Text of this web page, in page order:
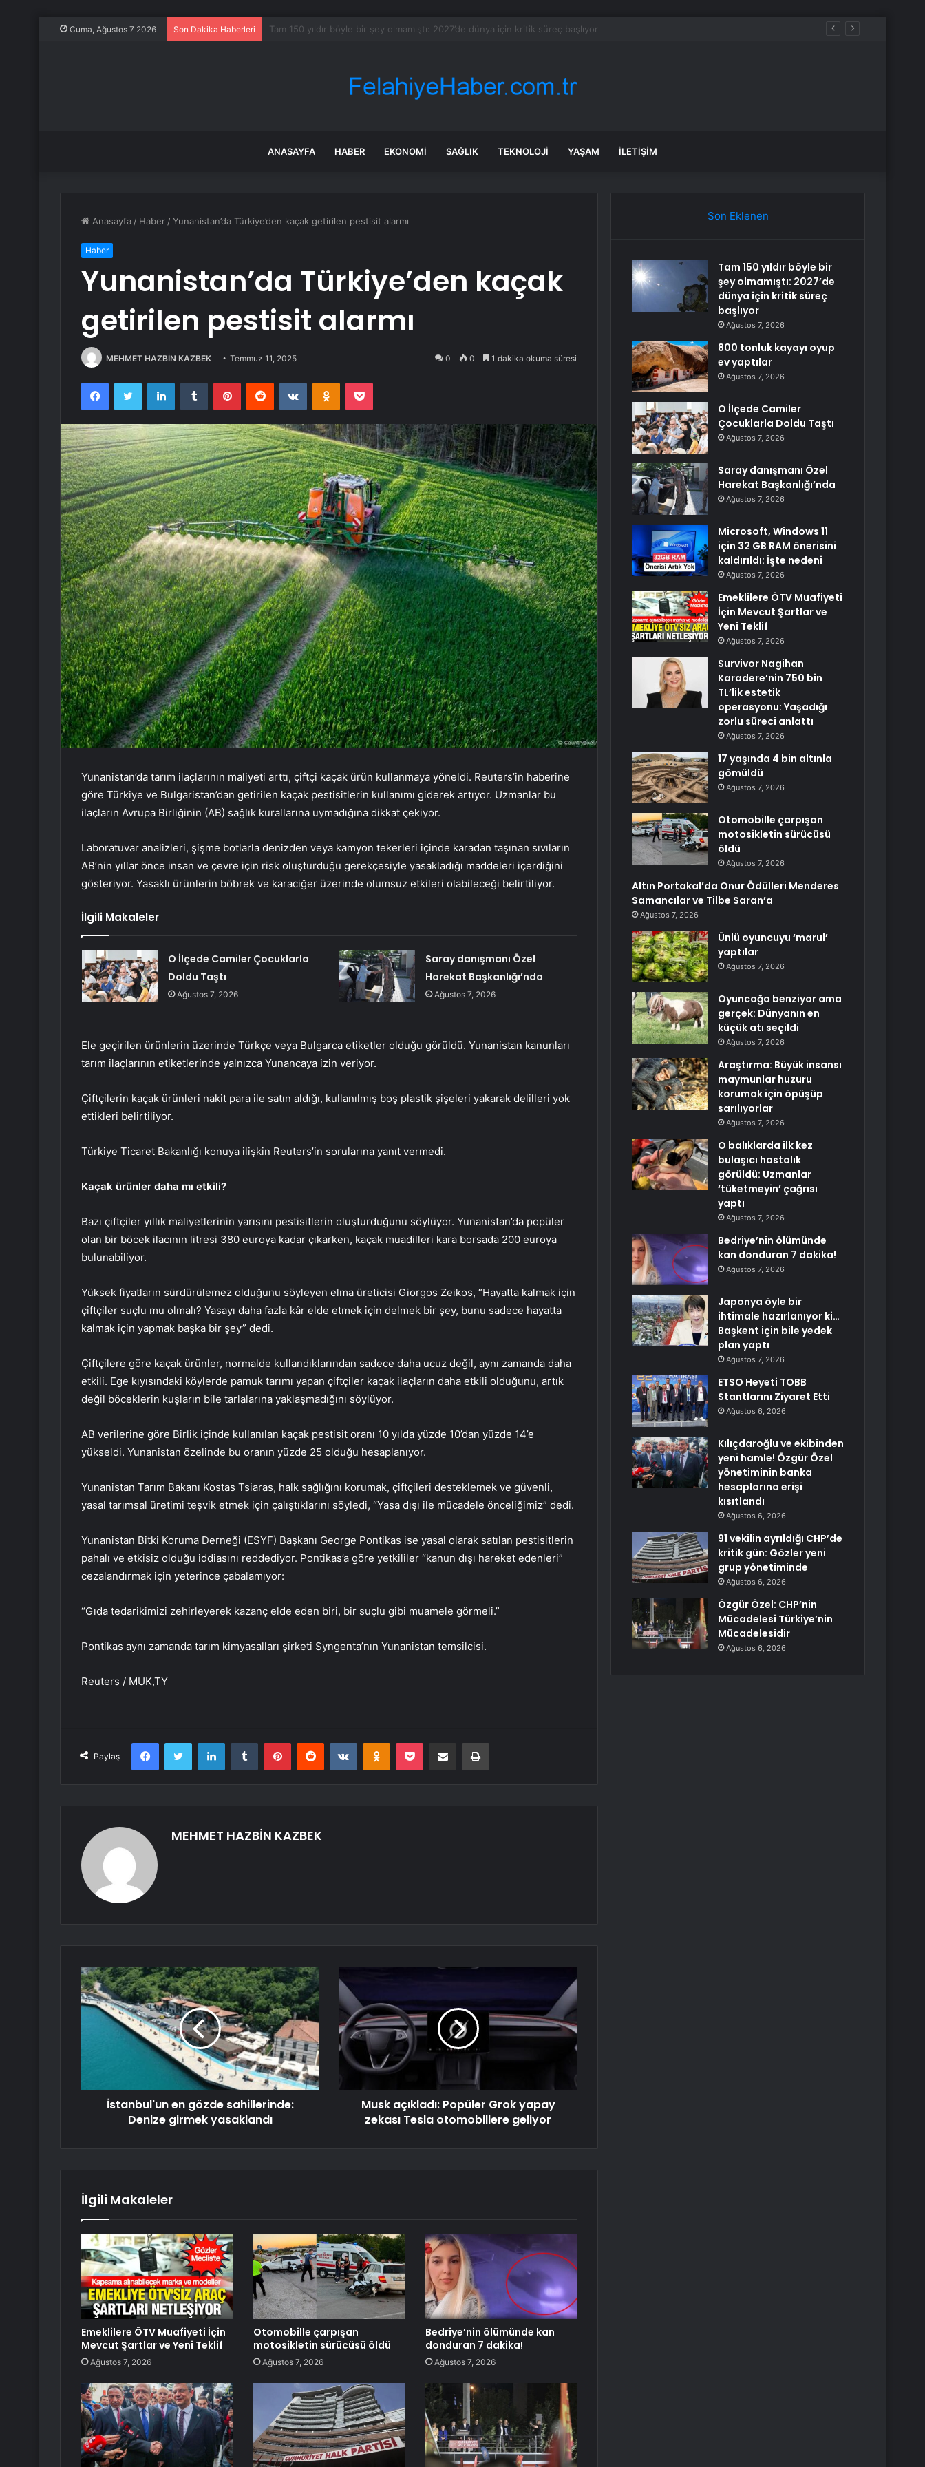
Cuma, Ağustos 7 2026 Son Dakika Haberleri 800 tonluk kayayı oyup ev yaptılar
ANASAYFA HABER EKONOMI SAĞLIK TEKNOLOJI YAŞAM İLETIŞIM
Anasayfa / Haber /Yunanistan’da Türkiye’den kaçak getirilen pestisit alarmı
Haber
Yunanistan’da Türkiye’den kaçak
getirilen pestisit alarmı
MEHMET HAZBİN KAZBEK Temmuz 11, 2025 0 0 1 dakika okuma süresi
FacebookTwitter LinkedInTumblr PinterestReddit VKontakteOdnoklassniki
Pocket
Yunanistan’da tarım ilaçlarının maliyeti arttı, çiftçi kaçak ürün kullanmaya yöneldi. Reuters’in haberine
göre Türkiye ve Bulgaristan’dan getirilen kaçak pestisitlerin kullanımı giderek artıyor. Uzmanlar bu
ilaçların Avrupa Birliğinin (AB) sağlık kurallarına uymadığına dikkat çekiyor.
Laboratuvar analizleri, şişme botlarla denizden veya kamyon tekerleri içinde karadan taşınan sıvıların
AB’nin yıllar önce insan ve çevre için risk oluşturduğu gerekçesiyle yasakladığı maddeleri içerdiğini
gösteriyor. Yasaklı ürünlerin böbrek ve karaciğer üzerinde olumsuz etkileri olabileceği belirtiliyor.
İlgili Makaleler
O İlçede Camiler Çocuklarla
Doldu Taştı
Ağustos 7, 2026
Saray danışmanı Özel
Harekat Başkanlığı’nda
Ağustos 7, 2026
Ele geçirilen ürünlerin üzerinde Türkçe veya Bulgarca etiketler olduğu görüldü. Yunanistan kanunları
tarım ilaçlarının etiketlerinde yalnızca Yunancaya izin veriyor.
Çiftçilerin kaçak ürünleri nakit para ile satın aldığı, kullanılmış boş plastik şişeleri yakarak delilleri yok
ettikleri belirtiliyor.
Türkiye Ticaret Bakanlığı konuya ilişkin Reuters’in sorularına yanıt vermedi.
Kaçak ürünler daha mı etkili?
Bazı çiftçiler yıllık maliyetlerinin yarısını pestisitlerin oluşturduğunu söylüyor. Yunanistan’da popüler
olan bir böcek ilacının litresi 380 euroya kadar çıkarken, kaçak muadilleri kara borsada 200 euroya
bulunabiliyor.
Yüksek fiyatların sürdürülemez olduğunu söyleyen elma üreticisi Giorgos Zeikos, “Hayatta kalmak için
çiftçiler suçlu mu olmalı? Yasayı daha fazla kâr elde etmek için delmek bir şey, bunu sadece hayatta
kalmak için yapmak başka bir şey” dedi.
Çiftçilere göre kaçak ürünler, normalde kullandıklarından sadece daha ucuz değil, aynı zamanda daha
etkili. Ege kıyısındaki köylerde pamuk tarımı yapan çiftçiler kaçak ilaçların daha etkili olduğunu, artık
değil böceklerin kuşların bile tarlalarına yaklaşmadığını söylüyor.
AB verilerine göre Birlik içinde kullanılan kaçak pestisit oranı 10 yılda yüzde 10’dan yüzde 14’e
yükseldi. Yunanistan özelinde bu oranın yüzde 25 olduğu hesaplanıyor.
Yunanistan Tarım Bakanı Kostas Tsiaras, halk sağlığını korumak, çiftçileri desteklemek ve güvenli,
yasal tarımsal üretimi teşvik etmek için çalıştıklarını söyledi, “Yasa dışı ile mücadele önceliğimiz” dedi.
Yunanistan Bitki Koruma Derneği (ESYF) Başkanı George Pontikas ise yasal olarak satılan pestisitlerin
pahalı ve etkisiz olduğu iddiasını reddediyor. Pontikas’a göre yetkililer “kanun dışı hareket edenleri”
cezalandırmak için yeterince çabalamıyor:
“Gıda tedarikimizi zehirleyerek kazanç elde eden biri, bir suçlu gibi muamele görmeli.”
Pontikas aynı zamanda tarım kimyasalları şirketi Syngenta’nın Yunanistan temsilcisi.
Reuters / MUK,TY
Paylaş
FacebookTwitter LinkedInTumblr PinterestReddit VKontakteOdnoklassniki
Pocket E-Posta ile paylaş Yazdır
MEHMET HAZBİN KAZBEK
İstanbul'un en gözde sahillerinde:
Denize girmek yasaklandı
Musk açıkladı: Popüler Grok yapay
zekası Tesla otomobillere geliyor
İlgili Makaleler
Emeklilere ÖTV Muafiyeti İçin
Mevcut Şartlar ve Yeni Teklif
Ağustos 7, 2026
Otomobille çarpışan
motosikletin sürücüsü öldü
Ağustos 7, 2026
Bedriye’nin ölümünde kan
donduran 7 dakika!
Ağustos 7, 2026
Son Eklenen
Tam 150 yıldır böyle bir
şey olmamıştı: 2027’de
dünya için kritik süreç
başlıyor
Ağustos 7, 2026
800 tonluk kayayı oyup
ev yaptılar
Ağustos 7, 2026
O İlçede Camiler
Çocuklarla Doldu Taştı
Ağustos 7, 2026
Saray danışmanı Özel
Harekat Başkanlığı’nda
Ağustos 7, 2026
Microsoft, Windows 11
için 32 GB RAM önerisini
kaldırıldı: İşte nedeni
Ağustos 7, 2026
Emeklilere ÖTV Muafiyeti
İçin Mevcut Şartlar ve
Yeni Teklif
Ağustos 7, 2026
Survivor Nagihan
Karadere’nin 750 bin
TL’lik estetik
operasyonu: Yaşadığı
zorlu süreci anlattı
Ağustos 7, 2026
17 yaşında 4 bin altınla
gömüldü
Ağustos 7, 2026
Otomobille çarpışan
motosikletin sürücüsü
öldü
Ağustos 7, 2026
Altın Portakal’da Onur Ödülleri Menderes
Samancılar ve Tilbe Saran’a
Ağustos 7, 2026
Ünlü oyuncuyu ‘marul’
yaptılar
Ağustos 7, 2026
Oyuncağa benziyor ama
gerçek: Dünyanın en
küçük atı seçildi
Ağustos 7, 2026
Araştırma: Büyük insansı
maymunlar huzuru
korumak için öpüşüp
sarılıyorlar
Ağustos 7, 2026
O balıklarda ilk kez
bulaşıcı hastalık
görüldü: Uzmanlar
‘tüketmeyin’ çağrısı
yaptı
Ağustos 7, 2026
Bedriye’nin ölümünde
kan donduran 7 dakika!
Ağustos 7, 2026
Japonya öyle bir
ihtimale hazırlanıyor ki…
Başkent için bile yedek
plan yaptı
Ağustos 7, 2026
ETSO Heyeti TOBB
Stantlarını Ziyaret Etti
Ağustos 6, 2026
Kılıçdaroğlu ve ekibinden
yeni hamle! Özgür Özel
yönetiminin banka
hesaplarına erişi
kısıtlandı
Ağustos 6, 2026
91 vekilin ayrıldığı CHP’de
kritik gün: Gözler yeni
grup yönetiminde
Ağustos 6, 2026
Özgür Özel: CHP’nin
Mücadelesi Türkiye’nin
Mücadelesidir
Ağustos 6, 2026